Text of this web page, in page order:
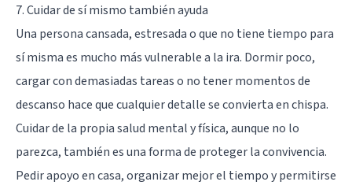
7. Cuidar de sí mismo también ayuda
Una persona cansada, estresada o que no tiene tiempo para
sí misma es mucho más vulnerable a la ira. Dormir poco,
cargar con demasiadas tareas o no tener momentos de
descanso hace que cualquier detalle se convierta en chispa.
Cuidar de la propia salud mental y física, aunque no lo
parezca, también es una forma de proteger la convivencia.
Pedir apoyo en casa, organizar mejor el tiempo y permitirse